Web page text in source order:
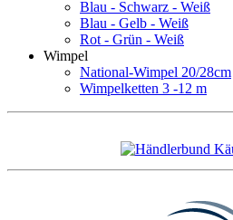
Blau - Schwarz - Weiß
Blau - Gelb - Weiß
Rot - Grün - Weiß
Wimpel
National-Wimpel 20/28cm
Wimpelketten 3 -12 m